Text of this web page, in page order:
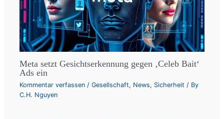
Meta setzt Gesichtserkennung gegen ‚Celeb Bait‘
Ads ein
Kommentar verfassen /Gesellschaft, News, Sicherheit / By
C.H. Nguyen